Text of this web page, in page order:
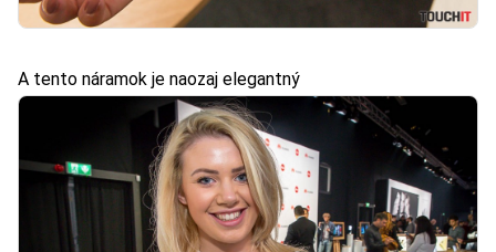
A tento náramok je naozaj elegantný